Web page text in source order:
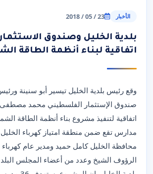
الأخبار 23 / 05 / 2018
بلدية الخليل وصندوق
اتفاقية لبناء أنظمة الطاقة
وقع رئيس بلدية الخليل تيسير أبو سنينة
صندوق الإستثمار الفلسطيني محمد مصطفى،
اتفاقية لتنفيذ مشروع بناء أنظمة الطاقة
مدارس تقع ضمن منطقة امتياز كهرباء
محافظة الخليل كامل حميد ومدير عام كهرباء
الرؤوف الشيخ وعدد من أعضاء المجلس